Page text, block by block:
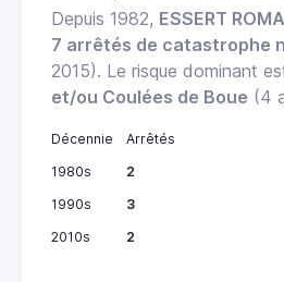
Depuis 1982, ESSERT
7 arrêtés de catastrophe
2015). Le risque dominant
et/ou Coulées de Boue (4
Décennie
Arrêtés
1980s
2
1990s
3
2010s
2